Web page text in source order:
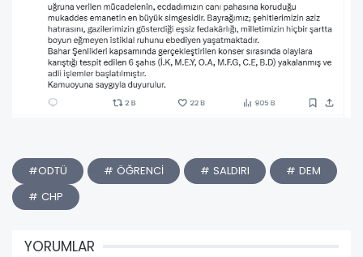
#ODTÜ # ÖĞRENCİ # SALDIRI
# DEM
# CHP
YORUMLAR